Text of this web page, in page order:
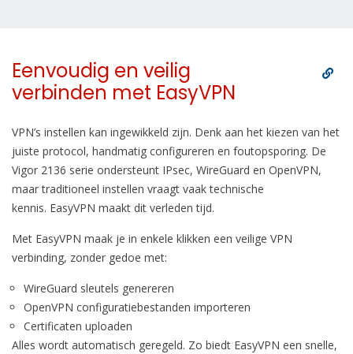
Eenvoudig en veilig
verbinden met EasyVPN
VPN’s instellen kan ingewikkeld zijn. Denk aan het kiezen van het
juiste protocol, handmatig configureren en foutopsporing. De
Vigor 2136 serie ondersteunt IPsec, WireGuard en OpenVPN,
maar traditioneel instellen vraagt vaak technische
kennis. EasyVPN maakt dit verleden tijd.
Met EasyVPN maak je in enkele klikken een veilige VPN
verbinding, zonder gedoe met:
WireGuard sleutels genereren
OpenVPN configuratiebestanden importeren
Certificaten uploaden
Alles wordt automatisch geregeld. Zo biedt EasyVPN een snelle,